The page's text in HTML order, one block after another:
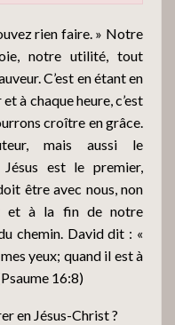
rien faire. » Notre
notre utilité, tout
C’est en étant en
à chaque heure, c’est
croître en grâce.
mais aussi le
est le premier,
être avec nous, non
et à la fin de notre
chemin. David dit : «
yeux; quand il est à
16:8)
en Jésus-Christ ?